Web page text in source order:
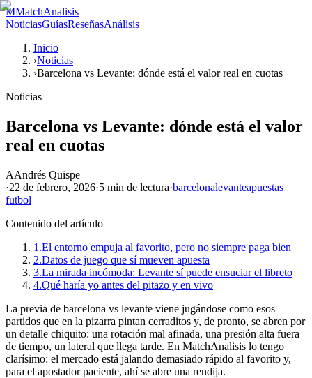
MMatchAnalisis
NoticiasGuíasReseñasAnálisis
Inicio
›Noticias
›Barcelona vs Levante: dónde está el valor real en cuotas
Noticias
Barcelona vs Levante: dónde está el valor
real en cuotas
AAndrés Quispe
·22 de febrero, 2026·5 min de lectura·barcelonalevanteapuestas
futbol
Contenido del artículo
1.El entorno empuja al favorito, pero no siempre paga bien
2.Datos de juego que sí mueven apuesta
3.La mirada incómoda: Levante sí puede ensuciar el libreto
4.Qué haría yo antes del pitazo y en vivo
La previa de barcelona vs levante viene jugándose como esos
partidos que en la pizarra pintan cerraditos y, de pronto, se abren por
un detalle chiquito: una rotación mal afinada, una presión alta fuera
de tiempo, un lateral que llega tarde. En MatchAnalisis lo tengo
clarísimo: el mercado está jalando demasiado rápido al favorito y,
para el apostador paciente, ahí se abre una rendija.